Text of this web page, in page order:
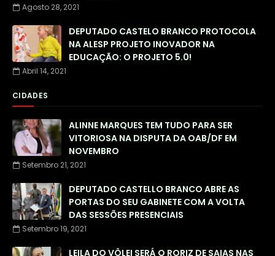
Agosto 28, 2021
DEPUTADO CASTELO BRANCO PROTOCOLA
NA ALESP PROJETO INOVADOR NA
EDUCAÇÃO: O PROJETO 5.0!
Abril 14, 2021
CIDADES
ALINNE MARQUES TEM TUDO PARA SER
VITORIOSA NA DISPUTA DA OAB/DF EM
NOVEMBRO
Setembro 21, 2021
DEPUTADO CASTELLO BRANCO ABRE AS
PORTAS DO SEU GABINETE COM A VOLTA
DAS SESSÕES PRESENCIAIS
Setembro 19, 2021
LEILA DO VÔLEI SERÁ O RORIZ DE SAIAS NAS